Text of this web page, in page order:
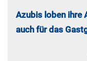
Azubis loben ihre
auch für das